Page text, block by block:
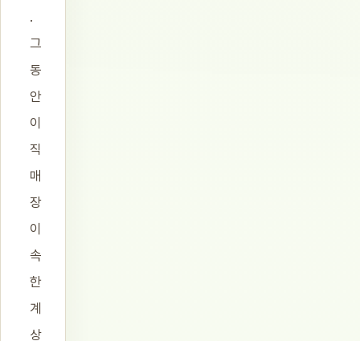
.
그
동
안
이
직
매
장
이
속
한
계
상